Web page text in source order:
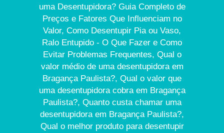
uma Desentupidora? Guia Completo de
Preços e Fatores Que Influenciam no
Valor, Como Desentupir Pia ou Vaso,
Ralo Entupido - O Que Fazer e Como
Evitar Problemas Frequentes, Qual o
valor médio de uma desentupidora em
Bragança Paulista?, Qual o valor que
uma desentupidora cobra em Bragança
Paulista?, Quanto custa chamar uma
desentupidora em Bragança Paulista?,
Qual o melhor produto para desentupir